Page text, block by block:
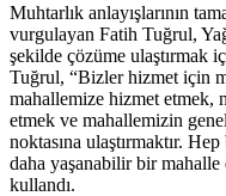
Muhtarlık anlayışlarının
vurgulayan Fatih Tuğrul,
şekilde çözüme ulaştırmak
Tuğrul, “Bizler hizmet için
mahallemize hizmet etmek,
etmek ve mahallemizin
noktasına ulaştırmaktır.
daha yaşanabilir bir
kullandı.